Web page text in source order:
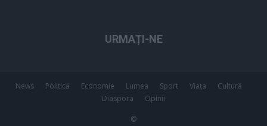
URMAȚI-NE
News Politică Economie Lumea Sport Viața
Cultură
Diaspora
Opinii
©